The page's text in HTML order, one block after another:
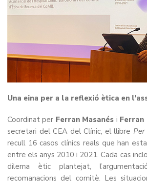
Una eina per a la reflexió ètica en
Coordinat per Ferran Masanés i Ferran
secretari del CEA del Clínic, el llibre Per
recull 16 casos clínics reals que han
entre els anys 2010 i 2021. Cada cas
dilema ètic plantejat,
recomanacions del comitè. Les